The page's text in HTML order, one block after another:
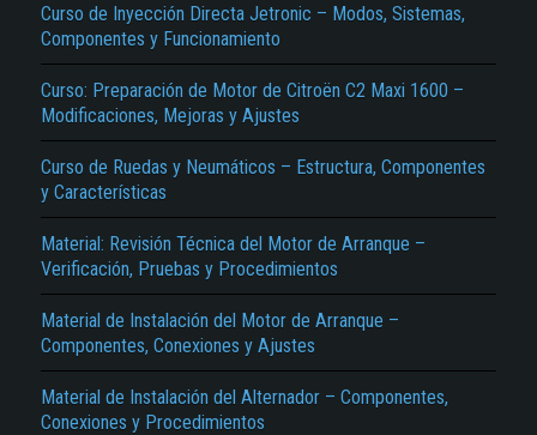
Curso de Inyección Directa Jetronic – Modos, Sistemas,
Componentes y Funcionamiento
Curso: Preparación de Motor de Citroën C2 Maxi 1600 –
Modificaciones, Mejoras y Ajustes
Curso de Ruedas y Neumáticos – Estructura, Componentes
y Características
Material: Revisión Técnica del Motor de Arranque –
Verificación, Pruebas y Procedimientos
Material de Instalación del Motor de Arranque –
Componentes, Conexiones y Ajustes
Material de Instalación del Alternador – Componentes,
Conexiones y Procedimientos